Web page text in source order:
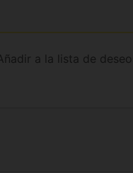
a la lista de